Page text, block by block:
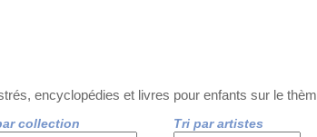
encyclopédies et livres pour enfants sur le
collection Tri par artistes